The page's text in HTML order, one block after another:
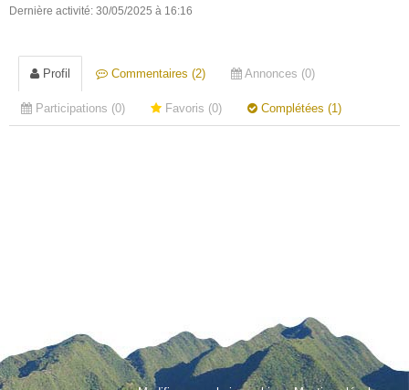
Dernière activité: 30/05/2025 à 16:16
Profil Commentaires (2) Annonces (0)
Participations (0) Favoris (0) Complétées (1)